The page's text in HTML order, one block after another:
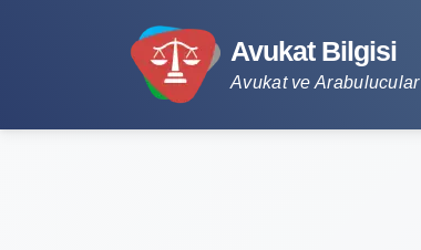
Avukat Bilgisi
Avukat ve Arabulucular